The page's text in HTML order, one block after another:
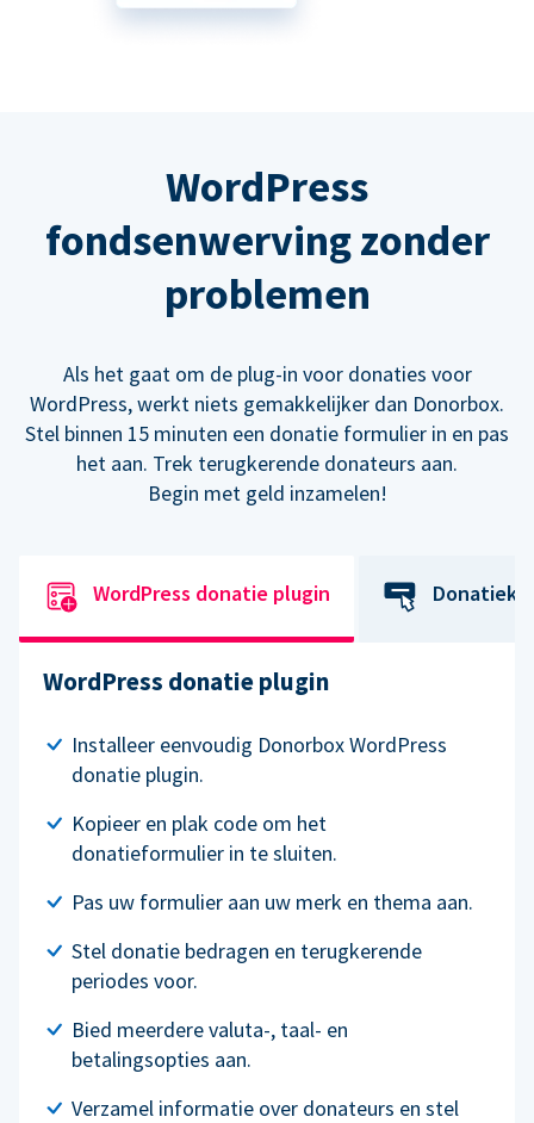
WordPress
fondsenwerving zonder
problemen
Als het gaat om de plug-in voor donaties voor
WordPress, werkt niets gemakkelijker dan Donorbox.
Stel binnen 15 minuten een donatie formulier in en pas
het aan. Trek terugkerende donateurs aan.
Begin met geld inzamelen!
WordPress donatie plugin
WordPress donatie plugin
Installeer eenvoudig Donorbox WordPress
donatie plugin.
Kopieer en plak code om het
donatieformulier in te sluiten.
Pas uw formulier aan uw merk en thema aan.
Stel donatie bedragen en terugkerende
periodes voor.
Bied meerdere valuta-, taal- en
betalingsopties aan.
Verzamel informatie over donateurs en stel